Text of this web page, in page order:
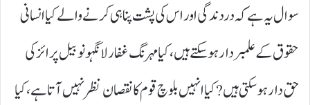
سوال یہ ہے کہ دردندگی اور اس کی پشت پناہی کرنے والے کیا انسانی
حقوق کے علمبردار ہوسکتے ہیں، کیا مہرنگ غفار لانگہو نوبیل پرائز کی
حق دار ہوسکتی ہیں? کیا انہیں بلوچ قوم کا نقصان نظر نہیں آتا ہے، کیا